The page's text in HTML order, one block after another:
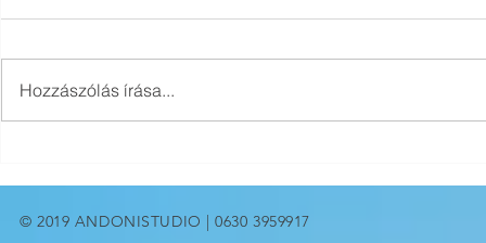
Hozzászólás írása...
© 2019 ANDONISTUDIO | 0630 3959917